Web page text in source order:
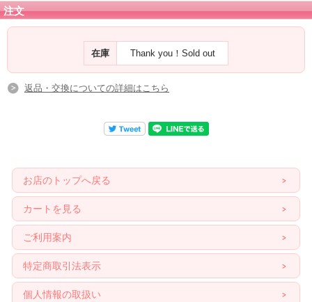
注文
在庫 Thank you！Sold out
返品・交換についての詳細はこちら
お店のトップへ戻る
カートを見る
ご利用案内
特定商取引法表示
個人情報の取扱い